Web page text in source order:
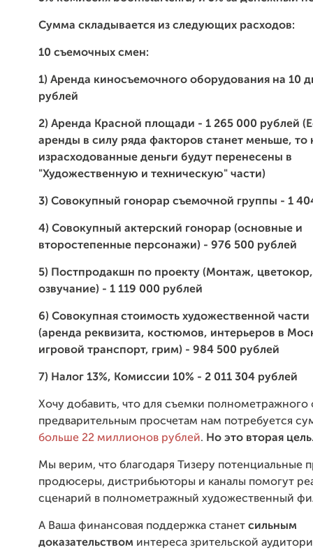
Сумма складывается из следующих расходов:
10 съемочных смен:
1) Аренда киносъемочного оборудования на 10
рублей
2) Аренда Красной площади - 1 265 000 рублей
аренды в силу ряда факторов станет меньше, то
израсходованные деньги будут перенесены в
"Художественную и техническую" части)
3) Совокупный гонорар съемочной группы - 1
4) Совокупный актерский гонорар (основные и
второстепенные персонажи) - 976 500 рублей
5) Постпродакшн по проекту (Монтаж,
озвучание) - 1 119 000 рублей
6) Совокупная стоимость художественной части
(аренда реквизита, костюмов, интерьеров в
игровой транспорт, грим) - 984 500 рублей
7) Налог 13%, Комиссии 10% - 2 011 304 рублей
Хочу добавить, что для съемки полнометражного
предварительным просчетам нам потребуется
больше 22 миллионов рублей. Но это вторая
Мы верим, что благодаря Тизеру потенциальные
продюсеры, дистрибьюторы и каналы помогут
сценарий в полнометражный художественный
А Ваша финансовая поддержка станет сильным
доказательством интереса зрительской